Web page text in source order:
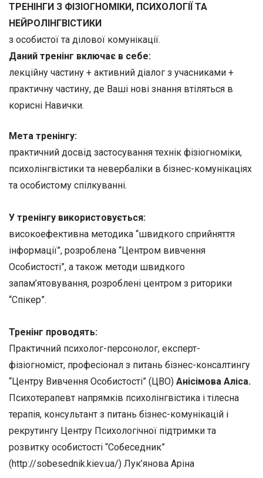
ТРЕНІНГИ З ФІЗІОГНОМІКИ, ПСИХОЛОГІЇ ТА
НЕЙРОЛІНГВІСТИКИ
з особистої та ділової комунікації.
Даний тренінг включає в себе:
лекційну частину + активний діалог з учасниками +
практичну частину, де Ваші нові знання втіляться в
корисні Навички.
Мета тренінгу:
практичний досвід застосування технік фізіогноміки,
психолінгвістики та невербаліки в бізнес-комунікаціях
та особистому спілкуванні.
У тренінгу використовується:
високоефективна методика “швидкого сприйняття
інформації”, розроблена “Центром вивчення
Особистості”, а також методи швидкого
запам’ятовування, розроблені центром з риторики
“Спікер”.
Тренінг проводять:
Практичний психолог-персонолог, експерт-
фізіогноміст, професіонал з питань бізнес-консалтингу
“Центру Вивчення Особистості” (ЦВО) Анісімова Аліса.
Психотерапевт напрямків психолінгвістика і тілесна
терапія, консультант з питань бізнес-комунікацій і
рекрутингу Центру Психологічної підтримки та
розвитку особистості “Собеседник”
(http://sobesednik.kiev.ua/) Лук’янова Аріна